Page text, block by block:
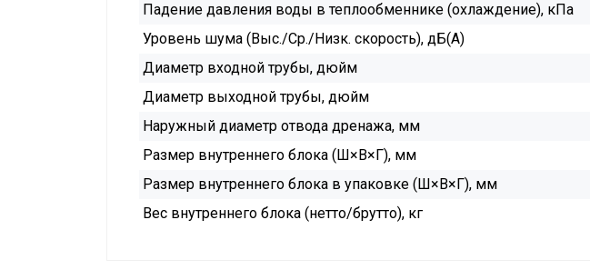
Падение давления воды в теплообменнике (охлаждение), кПа
Уровень шума (Выс./Ср./Низк. скорость), дБ(А)
Диаметр входной трубы, дюйм
Диаметр выходной трубы, дюйм
Наружный диаметр отвода дренажа, мм
Размер внутреннего блока (Ш×В×Г), мм
Размер внутреннего блока в упаковке (Ш×В×Г), мм
Вес внутреннего блока (нетто/брутто), кг